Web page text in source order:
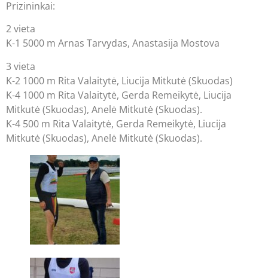
Prizininkai:
2 vieta
K-1 5000 m Arnas Tarvydas, Anastasija Mostova
3 vieta
K-2 1000 m Rita Valaitytė, Liucija Mitkutė (Skuodas)
K-4 1000 m Rita Valaitytė, Gerda Remeikytė, Liucija
Mitkutė (Skuodas), Anelė Mitkutė (Skuodas).
K-4 500 m Rita Valaitytė, Gerda Remeikytė, Liucija
Mitkutė (Skuodas), Anelė Mitkutė (Skuodas).